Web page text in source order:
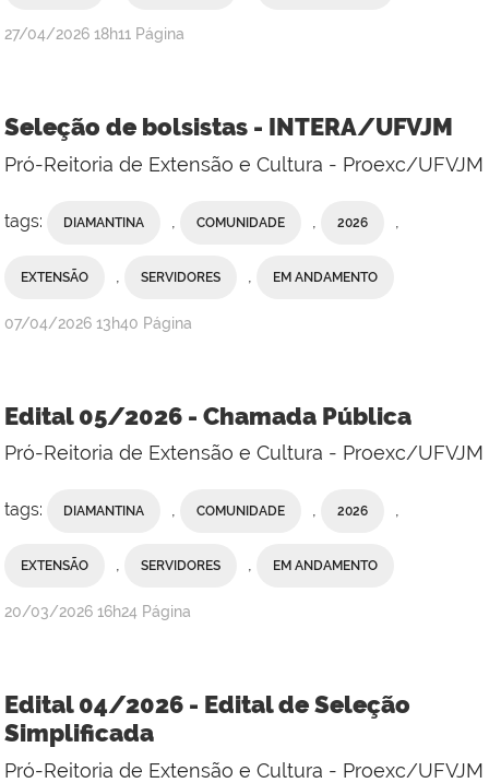
publicado
27/04/2026 18h11 Página
Seleção de bolsistas - INTERA/UFVJM
Pró-Reitoria de Extensão e Cultura - Proexc/UFVJM
tags: DIAMANTINA COMUNIDADE 2026
EXTENSÃO SERVIDORES EM ANDAMENTO
publicado
07/04/2026 13h40 Página
Edital 05/2026 - Chamada Pública
Pró-Reitoria de Extensão e Cultura - Proexc/UFVJM
tags: DIAMANTINA , COMUNIDADE , 2026 ,
EXTENSÃO , SERVIDORES , EM ANDAMENTO
publicado
20/03/2026 16h24 Página
Edital 04/2026 - Edital de Seleção
Simplificada
Pró-Reitoria de Extensão e Cultura - Proexc/UFVJM